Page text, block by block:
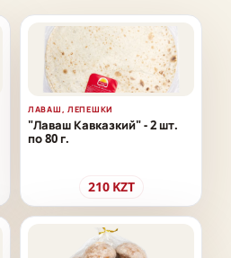
ЛАВАШ, ЛЕПЕШКИ
"Лаваш Кавказкий" - 2 шт.
по 80 г.
210 KZT